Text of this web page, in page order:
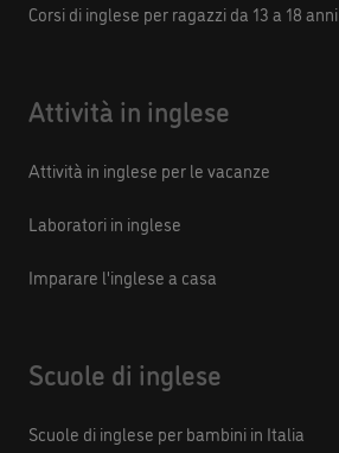
Corsi di inglese per ragazzi da 13 a 18 anni
Attività in inglese
Attività in inglese per le vacanze
Laboratori in inglese
Imparare l'inglese a casa
Scuole di inglese
Scuole di inglese per bambini in Italia